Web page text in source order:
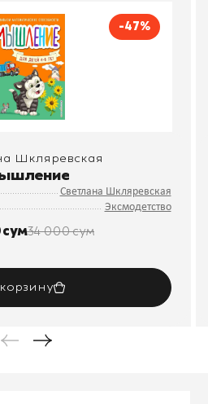
-47%
Шкляревская
Светлана Шкляревская
Эксмодетство
сум34 000 сум